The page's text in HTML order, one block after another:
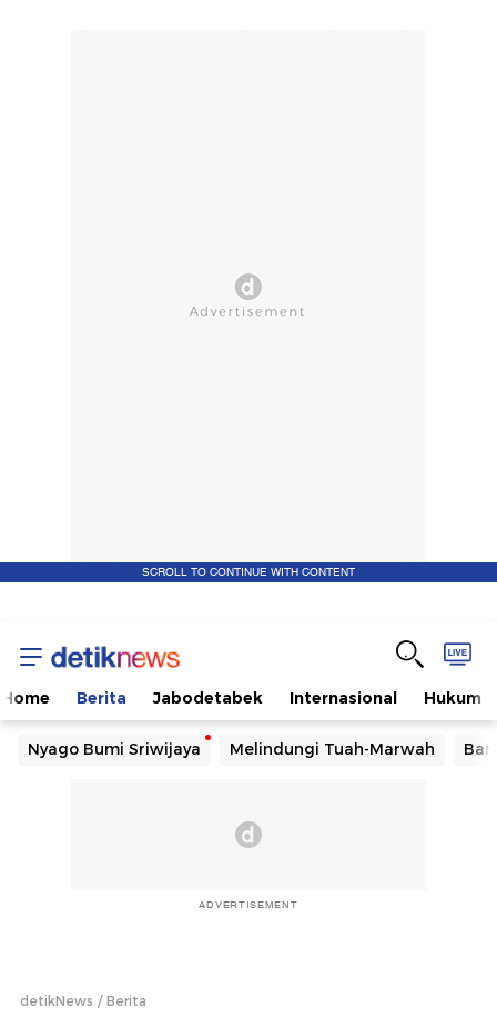
SCROLL TO CONTINUE WITH CONTENT
Home Berita Jabodetabek Internasional Hukum
Nyago Bumi Sriwijaya Melindungi Tuah-Marwah
ADVERTISEMENT
detikNews Berita